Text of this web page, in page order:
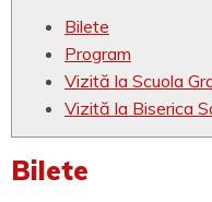
Bilete
Program
Vizită la Scuola
Vizită la Biserica
Bilete